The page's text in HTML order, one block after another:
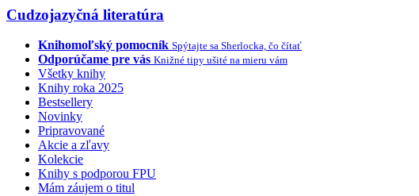
Cudzojazyčná literatúra
Knihomoľský pomocník Spýtajte sa Sherlocka, čo čítať
Odporúčame pre vás Knižné tipy ušité na mieru vám
Všetky knihy
Knihy roka 2025
Bestsellery
Novinky
Pripravované
Akcie a zľavy
Kolekcie
Knihy s podporou FPU
Mám záujem o titul